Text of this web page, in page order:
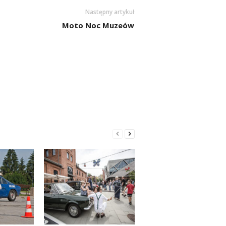
Następny artykuł
Moto Noc Muzeów